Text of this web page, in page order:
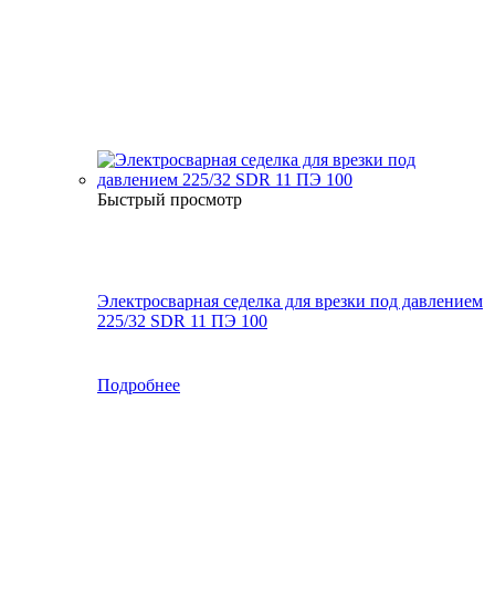
Быстрый просмотр
Электросварная седелка для врезки под давлением
225/32 SDR 11 ПЭ 100
Подробнее